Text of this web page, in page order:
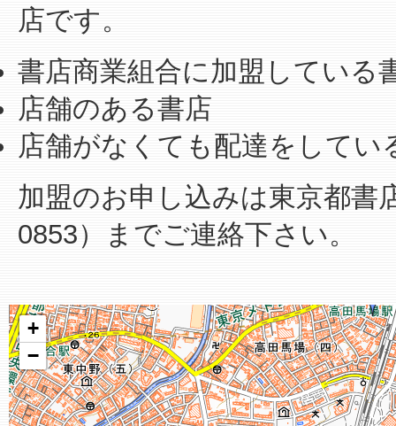
店です。
書店商業組合に加盟している
店舗のある書店
店舗がなくても配達をしてい
加盟のお申し込みは東京都書
0853）までご連絡下さい。
+
−